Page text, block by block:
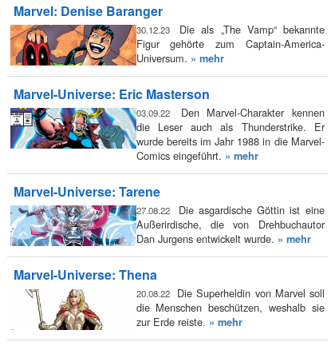
Marvel: Denise Baranger
30.12.23
Die als „The Vamp“ bekannte
Figur gehörte zum Captain-America-
Universum. » mehr
Marvel-Universe: Eric Masterson
03.09.22
Den Marvel-Charakter kennen
die Leser auch als Thunderstrike. Er
wurde bereits im Jahr 1988 in die Marvel-
Comics eingeführt. » mehr
Marvel-Universe: Tarene
27.08.22
Die asgardische Göttin ist eine
Außerirdische, die von Drehbuchautor
Dan Jurgens entwickelt wurde. » mehr
Marvel-Universe: Thena
20.08.22
Die Superheldin von Marvel soll
die Menschen beschützen, weshalb sie
zur Erde reiste. » mehr